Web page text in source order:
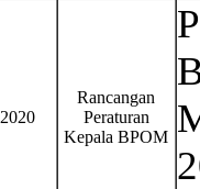
2020
Rancangan
Peraturan
Kepala BPOM